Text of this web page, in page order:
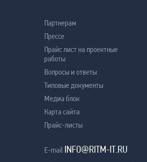
Партнерам
Прессе
Прайс лист на проектные
работы
Вопросы и ответы
Типовые документы
Медиа блок
Карта сайта
Прайс-листы
E-mail INFO@RITM-IT.RU